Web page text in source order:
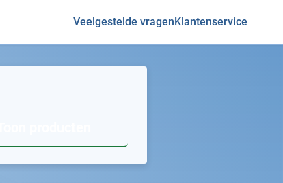
Veelgestelde vragenKlantenservice